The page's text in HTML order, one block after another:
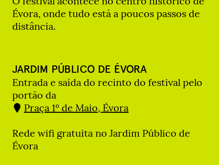
Évora, onde tudo está a poucos passos de
distância.
JARDIM PÚBLICO DE ÉVORA
Entrada e saída do recinto do festival pelo
portão da
Praça 1º de Maio, Évora
Rede wifi gratuita no Jardim Público de
Évora